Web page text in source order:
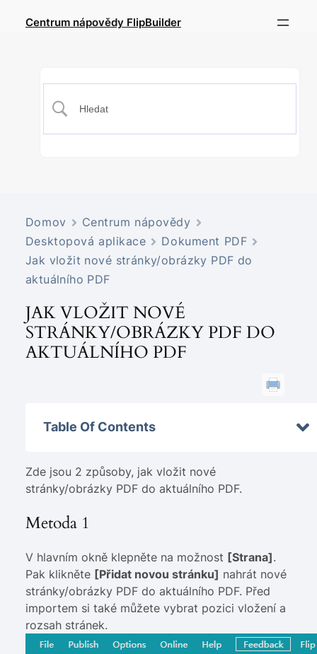
Centrum nápovědy FlipBuilder
Domov
Centrum nápovědy
Desktopová aplikace
Dokument PDF
Jak vložit nové stránky/obrázky PDF do
aktuálního PDF
JAK VLOŽIT NOVÉ
STRÁNKY/OBRÁZKY PDF DO
AKTUÁLNÍHO PDF
Table Of Contents
Zde jsou 2 způsoby, jak vložit nové
stránky/obrázky PDF do aktuálního PDF.
Metoda 1
V hlavním okně klepněte na možnost [Strana].
Pak klikněte [Přidat novou stránku] nahrát nové
stránky/obrázky PDF do aktuálního PDF. Před
importem si také můžete vybrat pozici vložení a
rozsah stránek.